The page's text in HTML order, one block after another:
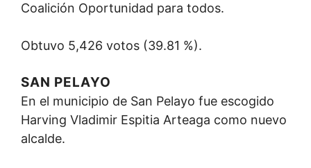
Coalición Oportunidad para todos.
Obtuvo 5,426 votos (39.81 %).
SAN PELAYO
En el municipio de San Pelayo fue escogido
Harving Vladimir Espitia Arteaga como nuevo
alcalde.